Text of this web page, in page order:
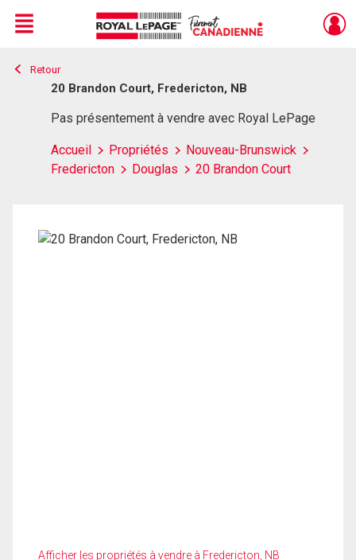
Live
En Direct
Menu
Retour
20 Brandon Court, Fredericton, NB
Pas présentement à vendre avec Royal LePage
Accueil Propriétés
Nouveau-Brunswick
Fredericton
Douglas 20 Brandon Court
Afficher les propriétés à vendre à Fredericton, NB